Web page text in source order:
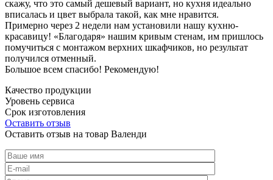
скажу, что это самый дешевый вариант, но кухня идеально
вписалась и цвет выбрала такой, как мне нравится.
Примерно через 2 недели нам установили нашу кухню-
красавицу! «Благодаря» нашим кривым стенам, им пришлось
помучиться с монтажом верхних шкафчиков, но результат
получился отменный.
Большое всем спасибо! Рекомендую!
Качество продукции
Уровень сервиса
Срок изготовления
Оставить отзыв
Оставить отзыв на товар Валенди